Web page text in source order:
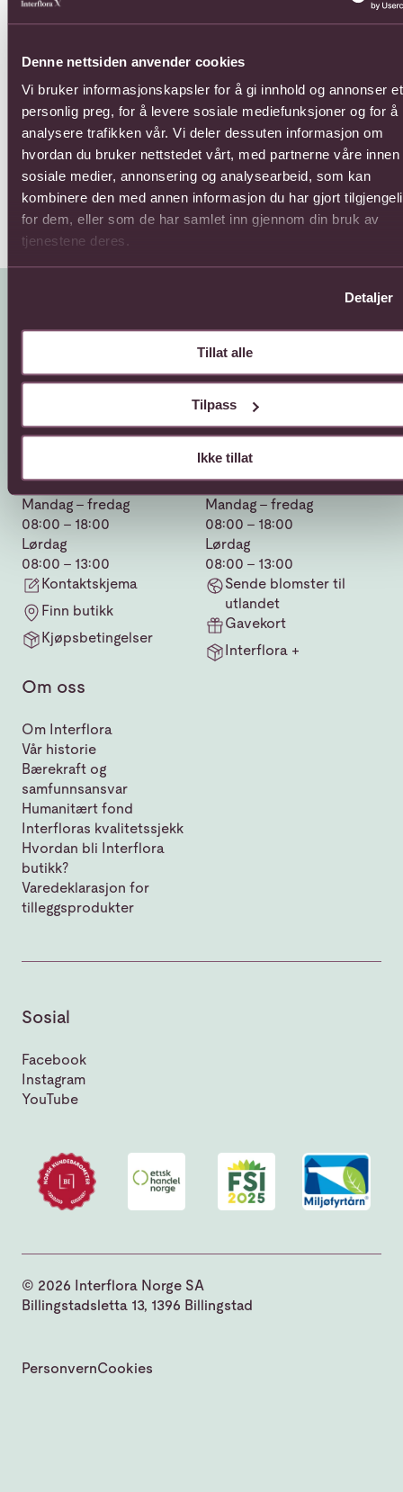
Denne nettsiden anvender cookies
Vi bruker informasjonskapsler for å gi innhold og annonser et
personlig preg, for å levere sosiale mediefunksjoner og for å
analysere trafikken vår. Vi deler dessuten informasjon om
hvordan du bruker nettstedet vårt, med partnerne våre innen
sosiale medier, annonsering og analysearbeid, som kan
kombinere den med annen informasjon du har gjort
for dem, eller som de har samlet inn gjennom din bruk av
tjenestene deres.
Detaljer
Tillat alle
Tilpass
Ikke tillat
12 roses medium
stemmed
528,-
Arrangement of cut
flowers
Fra 605,-
Fra
Kundeservice
66 85 75 50
Mandag - fredag
08:00 - 18:00
Lørdag
08:00 - 13:00
Kontaktskjema
Finn butikk
Kjøpsbetingelser
Sende blomster
800 40 400
Mandag - fredag
08:00 - 18:00
Lørdag
08:00 - 13:00
Sende blomster til
utlandet
Gavekort
Interflora +
Om oss
Om Interflora
Vår historie
Bærekraft og
samfunnsansvar
Humanitært fond
Interfloras kvalitetssjekk
Hvordan bli Interflora
butikk?
Varedeklarasjon for
tilleggsprodukter
Sosial
Facebook
Instagram
YouTube
© 2026 Interflora Norge SA
Billingstadsletta 13, 1396 Billingstad
PersonvernCookies